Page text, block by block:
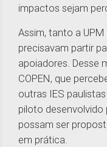
impactos sejam
Assim, tanto a
precisavam partir
apoiadores. Desse
COPEN, que
outras IES
piloto desenvolvido
possam ser
em prática.